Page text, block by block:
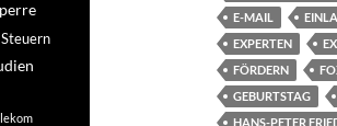
E-MAIL
EXPERTEN
FÖRDERN
GEBURTSTAG
HANS-PETER
Steuern